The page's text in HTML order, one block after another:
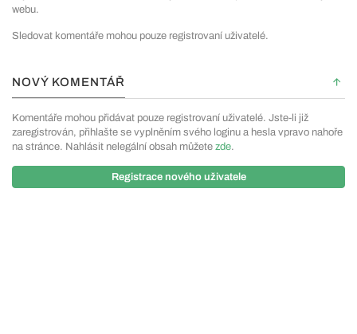
webu.
Sledovat komentáře mohou pouze registrovaní uživatelé.
NOVÝ KOMENTÁŘ
Komentáře mohou přidávat pouze registrovaní uživatelé. Jste-li již
zaregistrován, přihlašte se vyplněním svého loginu a hesla vpravo nahoře
na stránce. Nahlásit nelegální obsah můžete zde.
Registrace nového uživatele